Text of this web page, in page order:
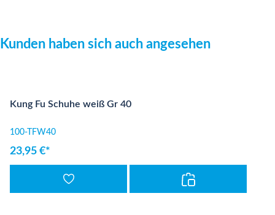
Produktgalerie überspringen
Kunden haben sich auch angesehen
Kung Fu Schuhe weiß Gr 40
100-TFW40
23,95 €*